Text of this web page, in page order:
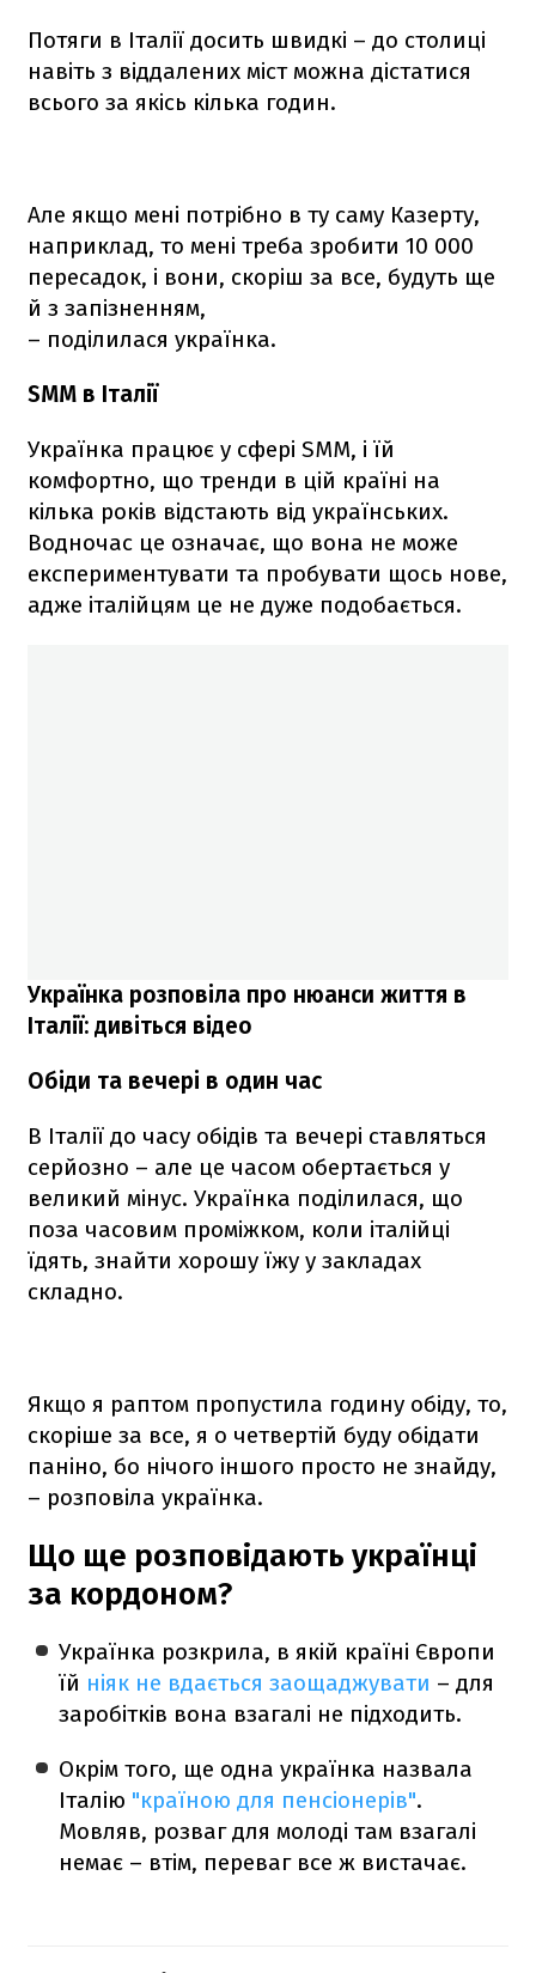
Потяги в Італії досить швидкі – до столиці
навіть з віддалених міст можна дістатися
всього за якісь кілька годин.
Але якщо мені потрібно в ту саму Казерту,
наприклад, то мені треба зробити 10 000
пересадок, і вони, скоріш за все, будуть ще
й з запізненням,
– поділилася українка.
SMM в Італії
Українка працює у сфері SMM, і їй
комфортно, що тренди в цій країні на
кілька років відстають від українських.
Водночас це означає, що вона не може
експериментувати та пробувати щось нове,
адже італійцям це не дуже подобається.
Українка розповіла про нюанси життя в
Італії: дивіться відео
Обіди та вечері в один час
В Італії до часу обідів та вечері ставляться
серйозно – але це часом обертається у
великий мінус. Українка поділилася, що
поза часовим проміжком, коли італійці
їдять, знайти хорошу їжу у закладах
складно.
Якщо я раптом пропустила годину обіду, то,
скоріше за все, я о четвертій буду обідати
паніно, бо нічого іншого просто не знайду,
– розповіла українка.
Що ще розповідають українці
за кордоном?
Українка розкрила, в якій країні Європи
їй ніяк не вдається заощаджувати – для
заробітків вона взагалі не підходить.
Окрім того, ще одна українка назвала
Італію "країною для пенсіонерів".
Мовляв, розваг для молоді там взагалі
немає – втім, переваг все ж вистачає.